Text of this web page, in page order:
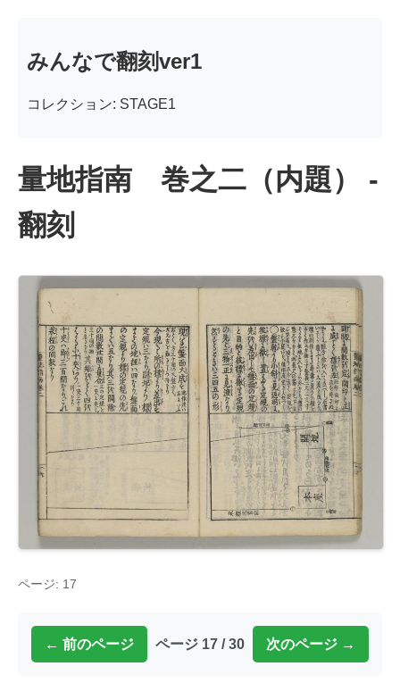
みんなで翻刻ver1
コレクション: STAGE1
量地指南 巻之二（内題） -
翻刻
ページ: 17
← 前のページ ページ 17 / 30 次のページ →